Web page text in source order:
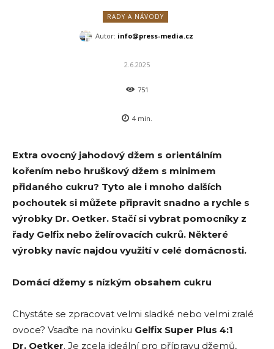
RADY A NÁVODY
Autor: info@press-media.cz
2.6.2025
751
4 min.
Extra ovocný jahodový džem s orientálním
kořením nebo hruškový džem s minimem
přidaného cukru? Tyto ale i mnoho dalších
pochoutek si můžete připravit snadno a rychle s
výrobky Dr. Oetker. Stačí si vybrat pomocníky z
řady Gelfix nebo želírovacích cukrů. Některé
výrobky navíc najdou využití v celé domácnosti.
Domácí džemy s nízkým obsahem cukru
Chystáte se zpracovat velmi sladké nebo velmi zralé
ovoce? Vsaďte na novinku Gelfix Super Plus 4:1
Dr. Oetker. Je zcela ideální pro přípravu džemů,